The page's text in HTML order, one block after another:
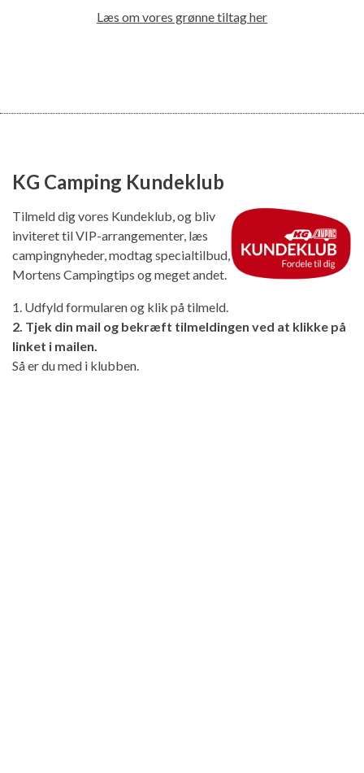
Læs om vores grønne tiltag her
KG Camping Kundeklub
Tilmeld dig vores Kundeklub, og bliv
inviteret til VIP-arrangementer, læs
campingnyheder, modtag specialtilbud,
Mortens Campingtips og meget andet.
1. Udfyld formularen og klik på tilmeld.
2. Tjek din mail og bekræft tilmeldingen ved at klikke på
linket i mailen.
Så er du med i klubben.